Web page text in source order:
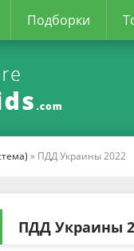
Подборки
» ПДД Украины 2022
ПДД Украины